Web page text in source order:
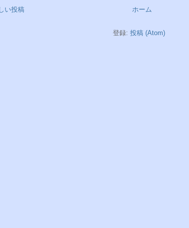
い投稿 ホーム
登録: 投稿 (Atom)